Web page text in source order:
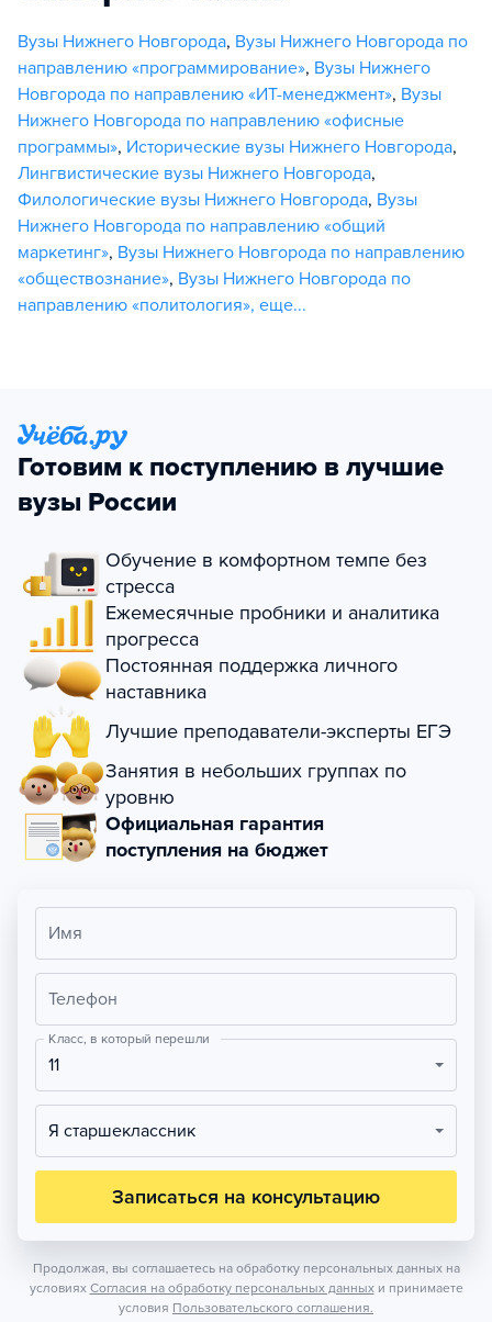
Вузы Нижнего Новгорода, Вузы Нижнего Новгорода по
направлению «программирование», Вузы Нижнего
Новгорода по направлению «ИТ-менеджмент», Вузы
Нижнего Новгорода по направлению «офисные
программы», Исторические вузы Нижнего Новгорода,
Лингвистические вузы Нижнего Новгорода,
Филологические вузы Нижнего Новгорода, Вузы
Нижнего Новгорода по направлению «общий
маркетинг», Вузы Нижнего Новгорода по направлению
«обществознание», Вузы Нижнего Новгорода по
направлению «политология», еще...
Готовим к поступлению в лучшие
вузы России
Обучение в комфортном темпе без
стресса
Ежемесячные пробники и аналитика
прогресса
Постоянная поддержка личного
наставника
Лучшие преподаватели-эксперты ЕГЭ
Занятия в небольших группах по
уровню
Официальная гарантия
поступления на бюджет
Имя
Телефон
Класс, в который перешли
11
Я старшеклассник
Записаться на консультацию
Продолжая, вы соглашаетесь на обработку персональных данных на
условиях Согласия на обработку персональных данных и принимаете
условия Пользовательского соглашения.